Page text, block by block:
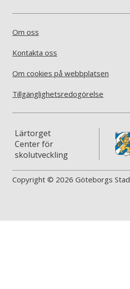
Om oss
Kontakta oss
Om cookies på webbplatsen
Tillgänglighetsredogörelse
Lärtorget
Center för
skolutveckling
Copyright © 2026 Göteborgs Stad